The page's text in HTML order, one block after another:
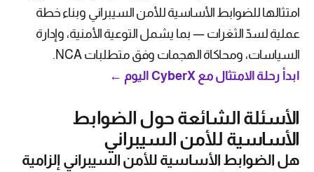
امتثالها للضوابط الأساسية للأمن السيبراني وبناء خطة
عملية لسدّ الثغرات — بما يشمل التوعية الأمنية، وإدارة
السياسات، ومحاكاة الهجمات وفق متطلبات NCA.
ابدأ رحلة الامتثال مع CyberX اليوم ←
الأسئلة الشائعة حول الضوابط
الأساسية للأمن السيبراني
هل الضوابط الأساسية للأمن السيبراني إلزامية